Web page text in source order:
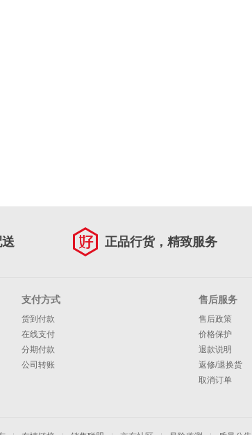
正品行货，精致服务
支付方式
货到付款
在线支付
分期付款
公司转账
售后服务
售后政策
价格保护
退款说明
返修/退换货
取消订单